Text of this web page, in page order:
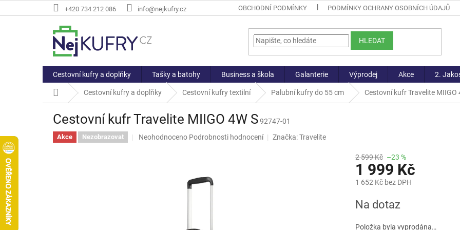
na
+420 734 212 086 info@nejkufry.cz OBCHODNÍ PODMÍNKY PODMÍNKY OCHRANY OSOBNÍCH ÚDAJŮ
HLEDAT
Cestovní kufry a doplňky Tašky a batohy Business a škola Galanterie Výprodej Akce 2.
Domů Cestovní kufry a doplňky Cestovní kufry textilní Palubní kufry do 55 cm Cestovní kufr Travelite MIIGO
Cestovní kufr Travelite MIIGO 4W S92747-01
Akce Nezobrazovat
Průměrné
Neohodnoceno Podrobnosti hodnocení Značka:Travelite
2 599 Kč –23 %
1 999 Kč
1 652 Kč bez DPH
cena:
Na dotaz
Položka byla vyprodána…